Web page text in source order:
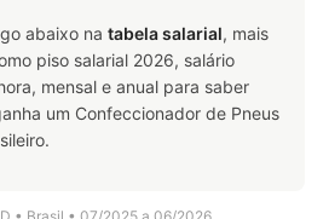
abaixo na tabela salarial, mais
piso salarial 2026, salário
mensal e anual para saber
um Confeccionador de Pneus